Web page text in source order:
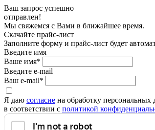
Ваш запрос успешно
отправлен!
Мы свяжемся с Вами в ближайшее время.
Скачайте прайс-лист
Заполните форму и прайс-лист будет
Введите имя
Ваше имя*
Введите e-mail
Ваш e-mail*
Я даю согласие на обработку персональных
в соответствии с политикой